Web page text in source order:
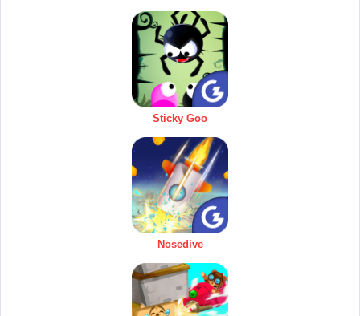
Sticky Goo
Nosedive